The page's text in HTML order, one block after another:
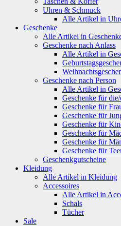
Uhren & Schmuck
Alle Artikel in
Geschenke
Alle Artikel in
Geschenke nach Anlass
Alle Artikel in
Geschenke nach Person
Alle Artikel in
Geschenke für
Geschenke für
Geschenke für
Geschenke für
Geschenke für
Geschenke für
Geschenke für
Geschenkgutscheine
Kleidung
Alle Artikel in Kleidung
Accessoires
Alle Artikel in
Schals
Tücher
Sale